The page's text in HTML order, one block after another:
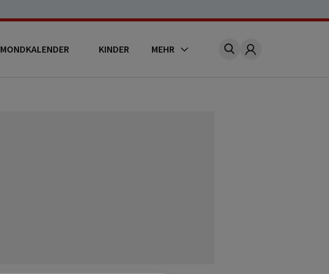
MONDKALENDER KINDER MEHR Account